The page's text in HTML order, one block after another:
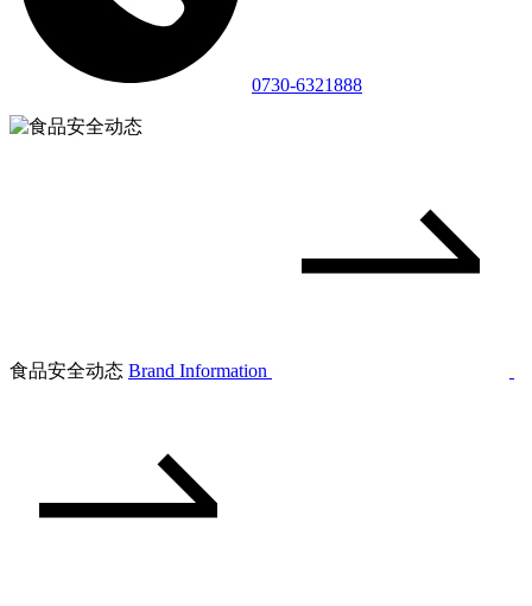
0730-6321888
食品安全动态 Brand Information